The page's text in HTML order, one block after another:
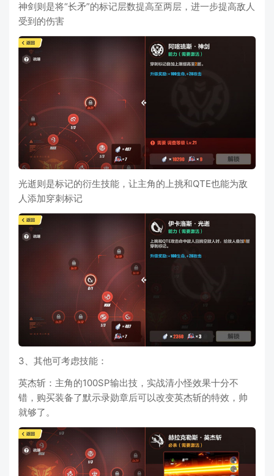
神剑则是将“长矛”的标记层数提高至两层，进一步提高敌人
受到的伤害
光逝则是标记的衍生技能，让主角的上挑和QTE也能为敌
人添加穿刺标记
3、其他可考虑技能：
英杰斩：主角的100SP输出技，实战清小怪效果十分不
错，购买装备了默示录勋章后可以改变英杰斩的特效，帅
就够了。